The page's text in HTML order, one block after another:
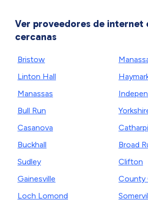
Ver proveedores de internet
cercanas
Bristow
Linton Hall
Manassas
Bull Run
Casanova
Buckhall
Sudley
Gainesville
Loch Lomond
Broad
Clifton
County